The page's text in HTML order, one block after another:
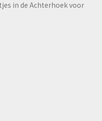
in de Achterhoek voor